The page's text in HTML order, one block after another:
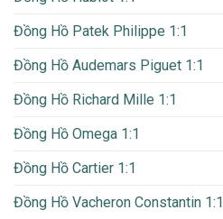
Đồng Hồ Patek Philippe 1:1
Đồng Hồ Audemars Piguet 1:1
Đồng Hồ Richard Mille 1:1
Đồng Hồ Omega 1:1
Đồng Hồ Cartier 1:1
Đồng Hồ Vacheron Constantin 1:1